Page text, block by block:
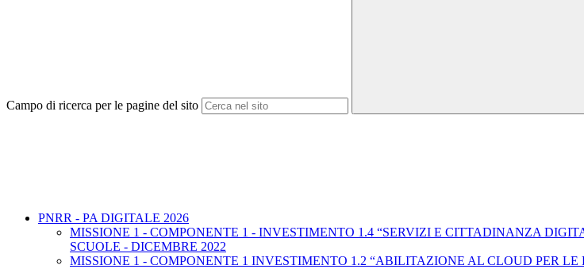
Campo di ricerca per le pagine del sito
PNRR - PA DIGITALE 2026
MISSIONE 1 - COMPONENTE 1 - INVESTIMENTO 1.4 “SERVIZI E CITTADINANZA
SCUOLE - DICEMBRE 2022
MISSIONE 1 - COMPONENTE 1 INVESTIMENTO 1.2 “ABILITAZIONE AL CLOUD PER LE